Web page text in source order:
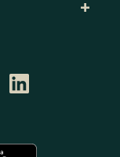
LINKEDIN
DA